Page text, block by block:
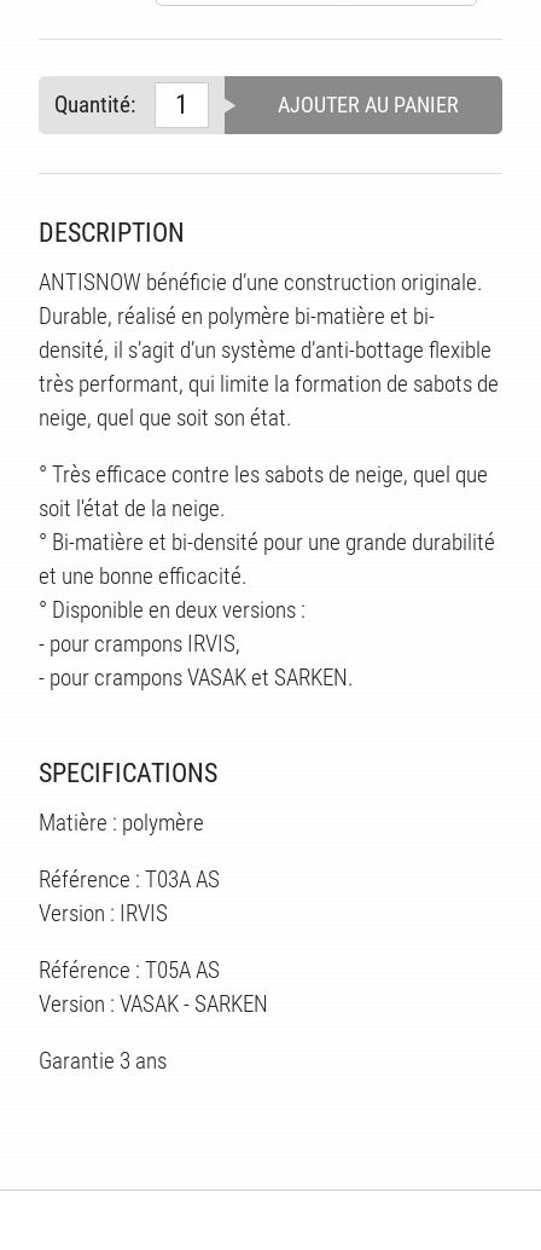
Quantité: AJOUTER AU PANIER
DESCRIPTION
ANTISNOW bénéficie d’une construction originale.
Durable, réalisé en polymère bi-matière et bi-
densité, il s’agit d’un système d’anti-bottage flexible
très performant, qui limite la formation de sabots de
neige, quel que soit son état.
° Très efficace contre les sabots de neige, quel que
soit l'état de la neige.
° Bi-matière et bi-densité pour une grande durabilité
et une bonne efficacité.
° Disponible en deux versions :
- pour crampons IRVIS,
- pour crampons VASAK et SARKEN.
SPECIFICATIONS
Matière : polymère
Référence : T03A AS
Version : IRVIS
Référence : T05A AS
Version : VASAK - SARKEN
Garantie 3 ans